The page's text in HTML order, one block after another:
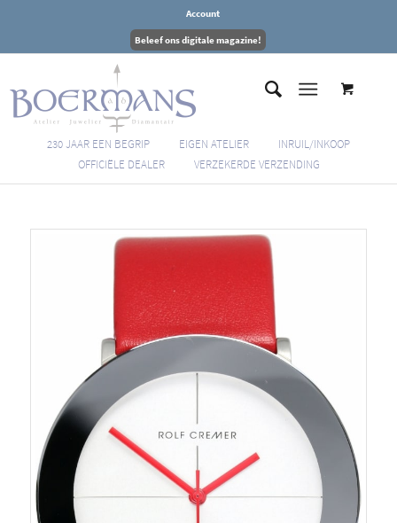
Account
Beleef ons digitale magazine!
230 JAAR EEN BEGRIP EIGEN ATELIER
INRUIL/INKOOP
OFFICIËLE DEALER
VERZEKERDE VERZENDING